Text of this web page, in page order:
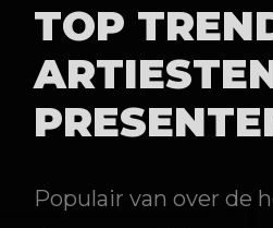
TOP
Populair van over de